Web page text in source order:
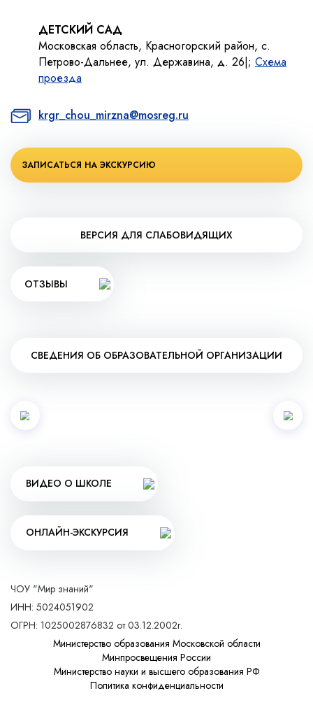
ДЕТСКИЙ САД
Московская область, Красногорский район, с.
Петрово-Дальнее, ул. Державина, д. 26|; Схема
проезда
krgr_chou_mirzna@mosreg.ru
ЗАПИСАТЬСЯ НА ЭКСКУРСИЮ
ВЕРСИЯ ДЛЯ СЛАБОВИДЯЩИХ
ОТЗЫВЫ
СВЕДЕНИЯ ОБ ОБРАЗОВАТЕЛЬНОЙ ОРГАНИЗАЦИИ
ВИДЕО О ШКОЛЕ
ОНЛАЙН-ЭКСКУРСИЯ
ЧОУ "Мир знаний"
ИНН: 5024051902
ОГРН: 1025002876832 от 03.12.2002г.
Министерство образования Московской области
Минпросвещения России
Министерство науки и высшего образования РФ
Политика конфиденциальности